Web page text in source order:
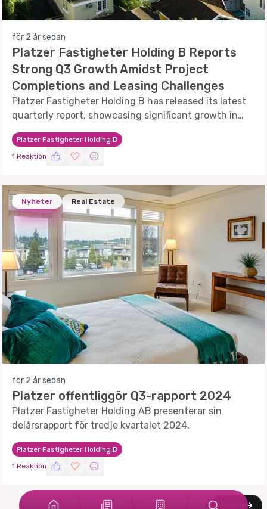
för 2 år sedan
Platzer Fastigheter Holding B Reports
Strong Q3 Growth Amidst Project
Completions and Leasing Challenges
Platzer Fastigheter Holding B has released its latest
quarterly report, showcasing significant growth in
operating surplus and property management income.
This article provides an in-depth analysis of the
company's financial performance, comparing it with
Platzer Fastigheter Holding B
1 Reaktion
Nyheter Real Estate
för 2 år sedan
Platzer offentliggör Q3-rapport 2024
Platzer Fastigheter Holding AB presenterar sin
delårsrapport för tredje kvartalet 2024.
Platzer Fastigheter Holding B
1 Reaktion